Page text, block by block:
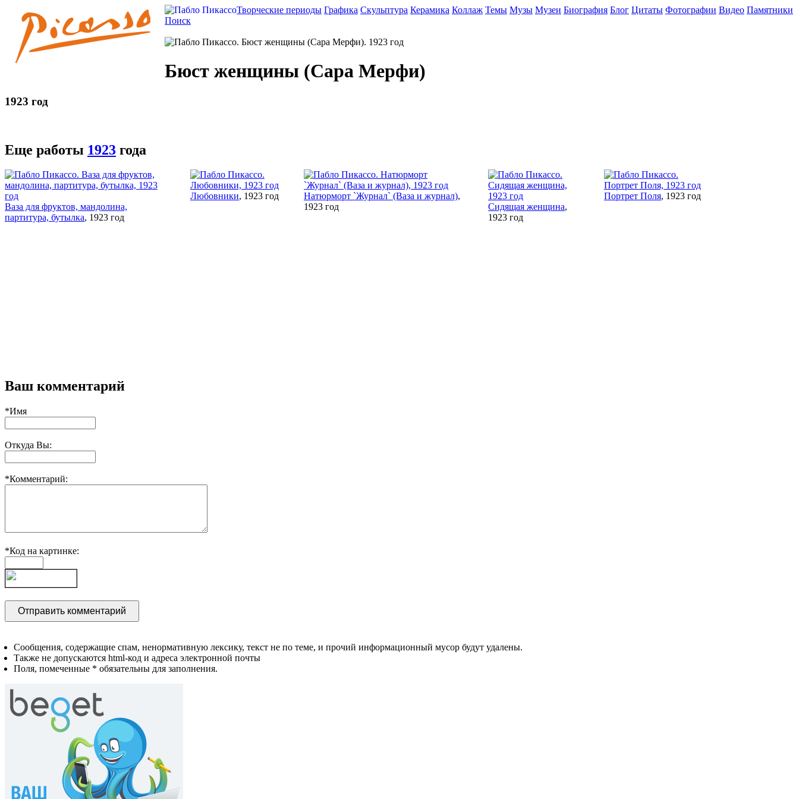
Творческие периоды Графика Скульптура Керамика Коллаж Темы Музы Музеи Биография Блог Цитаты Фотографии Видео Памятники
Поиск
Бюст женщины (Сара Мерфи)
1923 год
Еще работы 1923 года
Ваза для фруктов, мандолина,
партитура, бутылка, 1923 год
Любовники, 1923 год Натюрморт `Журнал` (Ваза и журнал),
1923 год
Сидящая женщина,
1923 год
Портрет Поля, 1923 год
Ваш комментарий
*Имя
Откуда Вы:
*Комментарий:
*Код на картинке:
Сообщения, содержащие спам, ненормативную лексику, текст не по теме, и прочий информационный мусор будут удалены.
Также не допускаются html-код и адреса электронной почты
Поля, помеченные * обязательны для заполнения.